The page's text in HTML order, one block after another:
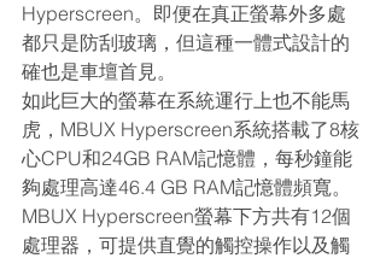
Hyperscreen。即便在真正螢幕外多處
都只是防刮玻璃，但這種一體式設計的
確也是車壇首見。
如此巨大的螢幕在系統運行上也不能馬
虎，MBUX Hyperscreen系統搭載了8核
心CPU和24GB RAM記憶體，每秒鐘能
夠處理高達46.4 GB RAM記憶體頻寬。
MBUX Hyperscreen螢幕下方共有12個
處理器，可提供直覺的觸控操作以及觸